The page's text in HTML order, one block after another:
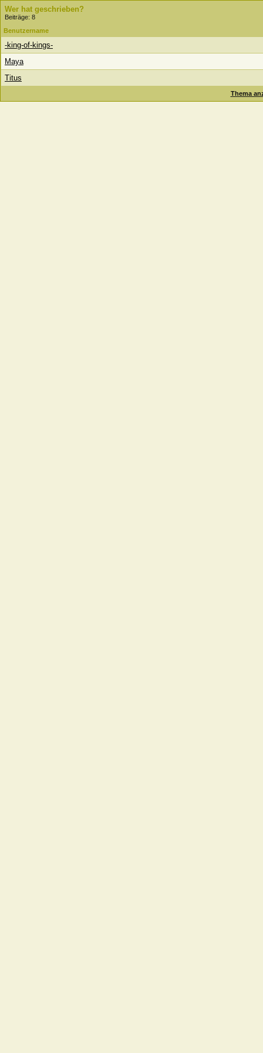
Wer hat geschrieben?
Beiträge: 8
Benutzername
-king-of-kings-
Maya
Titus
Thema